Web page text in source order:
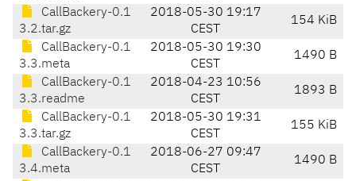
CallBackery-0.1
3.2.tar.gz
2018-05-30 19:17
CEST
154 KiB
CallBackery-0.1
3.3.meta
2018-05-30 19:30
CEST
1490 B
CallBackery-0.1
3.3.readme
2018-04-23 10:56
CEST
1893 B
CallBackery-0.1
3.3.tar.gz
2018-05-30 19:31
CEST
155 KiB
CallBackery-0.1
3.4.meta
2018-06-27 09:47
CEST
1490 B